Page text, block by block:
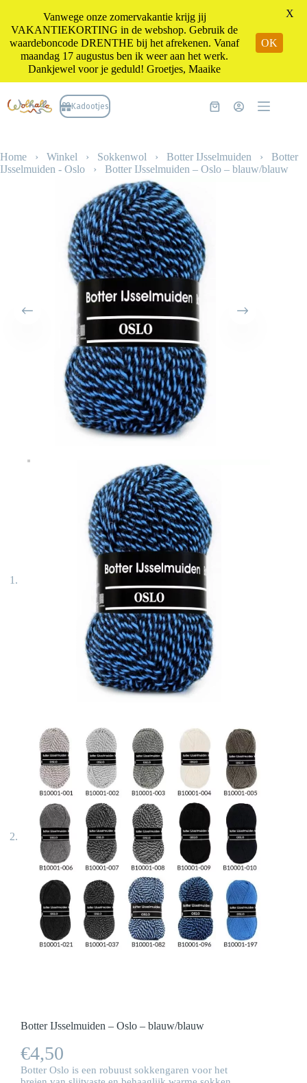
naar
de
Kadootjes Winkelwagen
Home › Winkel › Sokkenwol › Botter IJsselmuiden › Botter
IJsselmuiden - Oslo › Botter IJsselmuiden – Oslo – blauw/blauw
Botter IJsselmuiden – Oslo – blauw/blauw
€4,50
Botter Oslo is een robuust sokkengaren voor het
Vanwege onze zomervakantie krijg jij
VAKANTIEKORTING in de webshop. Gebruik de
waardeboncode DRENTHE bij het afrekenen. Vanaf
maandag 17 augustus ben ik weer aan het werk.
Dankjewel voor je geduld! Groetjes, Maaike
OK
X